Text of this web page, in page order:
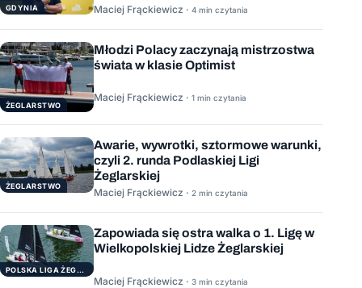
GDYNIA Maciej Frąckiewicz · 4 min czytania
ŻEGLARSTWO
Młodzi Polacy zaczynają mistrzostwa
świata w klasie Optimist
Maciej Frąckiewicz · 1 min czytania
ŻEGLARSTWO
Awarie, wywrotki, sztormowe warunki,
czyli 2. runda Podlaskiej Ligi
Żeglarskiej
Maciej Frąckiewicz · 2 min czytania
POLSKA LIGA ŻEGLARSKA
Zapowiada się ostra walka o 1. Ligę w
Wielkopolskiej Lidze Żeglarskiej
Maciej Frąckiewicz · 3 min czytania